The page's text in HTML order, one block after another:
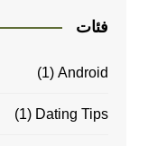
فئات
Android
(1)
Dating Tips
(1)